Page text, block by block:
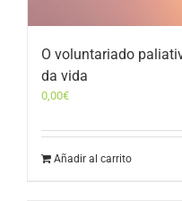
O voluntariado
da vida
0,00€
Añadir al carrito